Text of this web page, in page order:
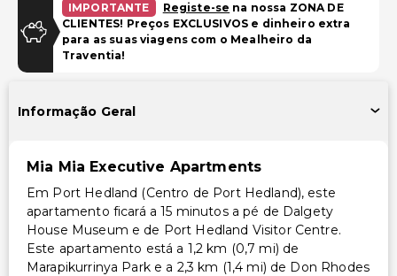
IMPORTANTE Registe-se na nossa ZONA DE
CLIENTES! Preços EXCLUSIVOS e dinheiro extra
para as suas viagens com o Mealheiro da
Traventia!
Informação Geral
Mia Mia Executive Apartments
Em Port Hedland (Centro de Port Hedland), este
apartamento ficará a 15 minutos a pé de Dalgety
House Museum e de Port Hedland Visitor Centre.
Este apartamento está a 1,2 km (0,7 mi) de
Marapikurrinya Park e a 2,3 km (1,4 mi) de Don Rhodes